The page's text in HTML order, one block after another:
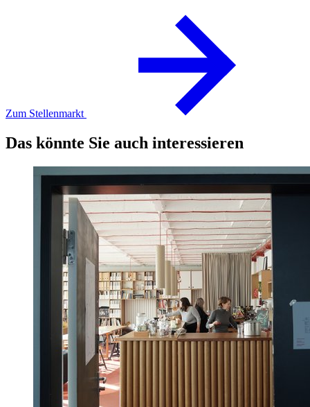
Zum Stellenmarkt
Das könnte Sie auch interessieren